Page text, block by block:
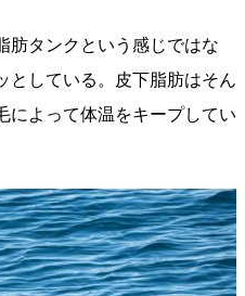
肪タンクという感じではな
としている。皮下脂肪はそん
によって体温をキープしてい